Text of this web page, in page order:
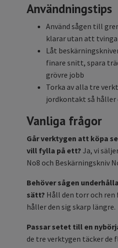
Användningstips
Använd sågen till
klarar utan att tvinga
Låt
finare snitt, spara
grövre jobb
Torka av alla tre
jordkontakt så håller
Vanliga frågor
Går verktygen att köpa
vill fylla på ett? Ja, vi
No8 och Beskärningskniv
Behöver sågen
sätt? Håll den torr och ren
håller den sig skarp längre.
Passar setet till en
de tre verktygen täcker de